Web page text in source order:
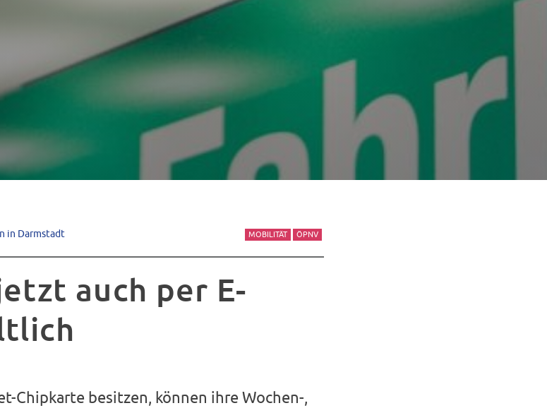
in Darmstadt MOBILITÄT ÖPNV
auch per E-
Chipkarte besitzen, können ihre Wochen-,